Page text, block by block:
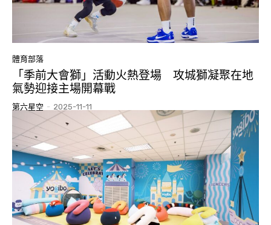
體育部落
「季前大會獅」活動火熱登場 攻城獅凝聚在地
氣勢迎接主場開幕戰
第六星空 - 2025-11-11